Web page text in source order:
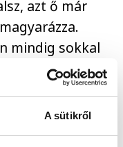
A sütikről
azt ő már
mindig sokkal
fénynek, mint
semmit se von
valami
ami